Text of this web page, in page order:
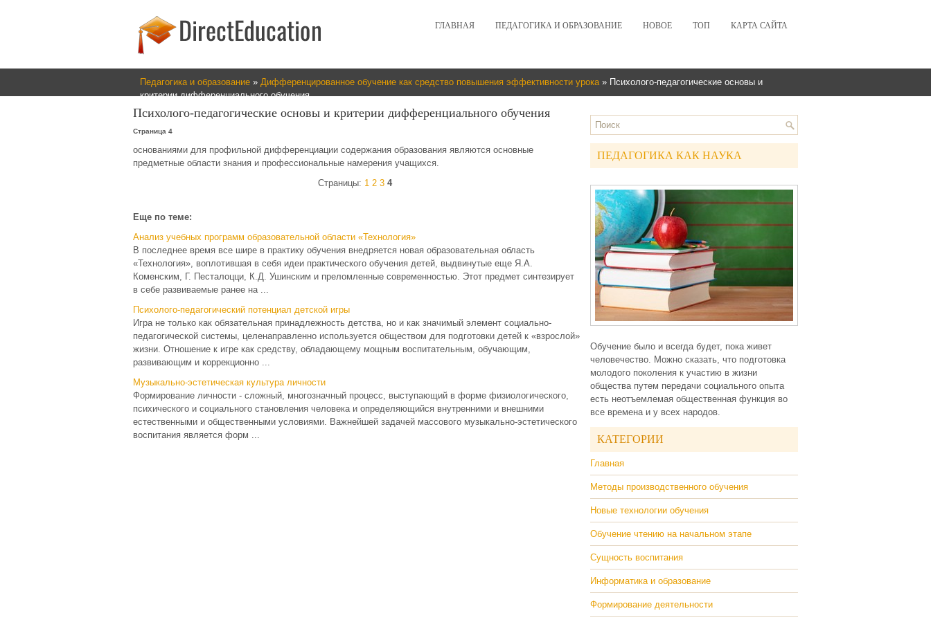
ГЛАВНАЯ ПЕДАГОГИКА И ОБРАЗОВАНИЕ НОВОЕ ТОП КАРТА САЙТА
Педагогика и образование » Дифференцированное обучение как средство повышения эффективности урока» Психолого-педагогические основы и
критерии дифференциального обучения
Психолого-педагогические основы и критерии дифференциального обучения
Страница 4
основаниями для про­фильной дифференциации со­держания образования являют­ся основные
предметные облас­ти знания и профессиональные намерения учащихся.
Страницы: 1 2 3 4
Еще по теме:
Анализ учебных программ образовательной области «Технология»
В последнее время все шире в практику обучения внедряется новая образовательная область
«Технология», воплотившая в себя идеи практического обучения детей, выдвинутые еще Я.А.
Коменским, Г. Песталоцци, К.Д. Ушинским и преломленные современностью. Этот предмет синтезирует
в себе развиваемые ранее на ...
Психолого-педагогический потенциал детской игры
Игра не только как обязательная принадлежность детства, но и как значимый элемент социально-
педагогической системы, целенаправленно используется обществом для подготовки детей к «взрослой»
жизни. Отношение к игре как средству, обладающему мощным воспитательным, обучающим,
развивающим и коррекционно ...
Музыкально-эстетическая культура личности
Формирование личности - сложный, многозначный процесс, выступающий в форме физиологического,
психического и социального становления человека и определяющийся внутренними и внешними
естественными и общественными условиями. Важнейшей задачей массового музыкально-эстетического
воспитания является форм ...
ПЕДАГОГИКА КАК НАУКА
Обучение было и всегда будет, пока живет
человечество. Можно сказать, что подготовка
молодого поколения к участию в жизни
общества путем передачи социального опыта
есть неотъемлемая общественная функция во
все времена и у всех народов.
КАТЕГОРИИ
Главная
Методы производственного обучения
Новые технологии обучения
Обучение чтению на начальном этапе
Сущность воспитания
Информатика и образование
Формирование деятельности